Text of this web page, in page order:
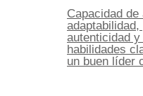
Capacidad de
autenticidad
habilidades
un buen líder